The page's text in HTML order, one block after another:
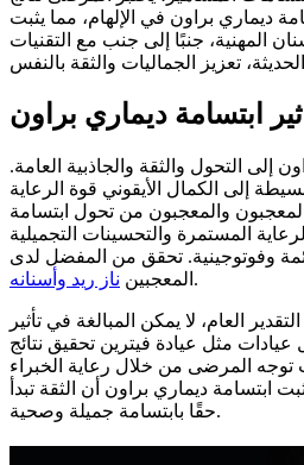
ديماري براون في الإلهام، مما يثبت
المهنية، جنبًا إلى جنب مع التقنيات
ابتسامة ديماري براون
إلى التحول والثقة والجاذبية العامة.
إلى الكمال الأيقوني قوة الرعاية
المعجبون والمعجبون من تحول ابتسامة
المستمرة والتحسينات التجميلية
وفوتوجينية. تحقق من المفضل لدى
المعجبين ناز ريد وأسنانه .
العام، لا يمكن المبالغة في تأثير
عيادات مثل عيادة فيترين تحقيق نتائج
توجه المرضى من خلال رعاية الخبراء
ابتسامة ديماري براون أن الثقة تبدأ
حقًا بابتسامة جميلة وصحية.